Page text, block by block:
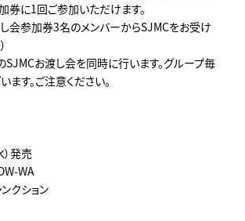
券に1回ご参加いただけます。
会参加券3名のメンバーからSJMCをお受け
お渡し会を同時に行います。グループ毎
す。ご注意ください。
発売
WA
クション